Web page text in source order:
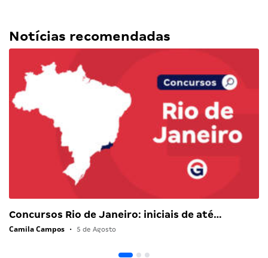
Notícias recomendadas
Concursos Rio de Janeiro: iniciais de até…
Camila Campos • 5 de Agosto